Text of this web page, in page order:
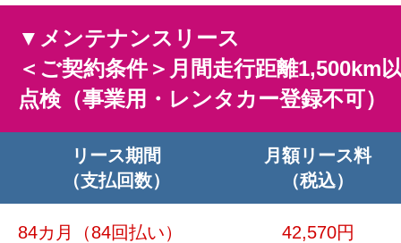
▼メンテナンスリース
＜ご契約条件＞月間走行距離1,500km
点検（事業用・レンタカー登録不可）
リース期間
（支払回数）
月額リース料
（税込）
84カ月 （84回払い） 42,570円